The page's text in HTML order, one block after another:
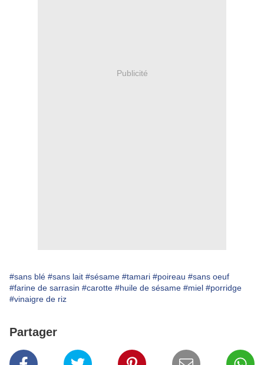
Publicité
#sans blé #sans lait #sésame #tamari #poireau #sans oeuf
#farine de sarrasin #carotte #huile de sésame #miel #porridge
#vinaigre de riz
Partager